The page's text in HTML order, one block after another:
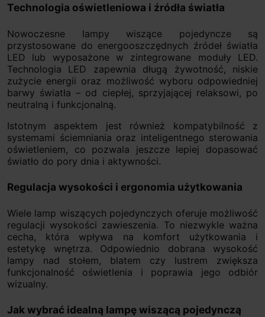
Technologia oświetleniowa i źródła światła
Nowoczesne lampy wiszące pojedyncze są
przystosowane do energooszczędnych źródeł światła
LED lub wyposażone w zintegrowane moduły LED.
Technologia LED zapewnia długą żywotność, niskie
zużycie energii oraz możliwość wyboru odpowiedniej
barwy światła – od ciepłej, sprzyjającej relaksowi, po
neutralną i funkcjonalną.
Istotnym aspektem jest również kompatybilność z
systemami ściemniania oraz inteligentnego sterowania
oświetleniem, co pozwala jeszcze lepiej dopasować
światło do pory dnia i aktywności.
Regulacja wysokości i ergonomia użytkowania
Wiele lamp wiszących pojedynczych oferuje możliwość
regulacji wysokości zawieszenia. To niezwykle ważna
cecha, która wpływa na komfort użytkowania i
estetykę wnętrza. Odpowiednio dobrana wysokość
lampy nad stołem, blatem czy lustrem zwiększa
funkcjonalność oświetlenia i poprawia jego odbiór
wizualny.
Jak wybrać idealną lampę wiszącą pojedynczą